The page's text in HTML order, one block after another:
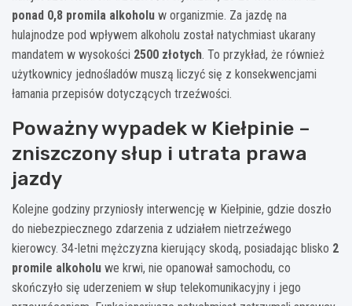
ponad 0,8 promila alkoholu w organizmie. Za jazdę na
hulajnodze pod wpływem alkoholu został natychmiast ukarany
mandatem w wysokości 2500 złotych. To przykład, że również
użytkownicy jednośladów muszą liczyć się z konsekwencjami
łamania przepisów dotyczących trzeźwości.
Poważny wypadek w Kiełpinie –
zniszczony słup i utrata prawa
jazdy
Kolejne godziny przyniosły interwencję w Kiełpinie, gdzie doszło
do niebezpiecznego zdarzenia z udziałem nietrzeźwego
kierowcy. 34-letni mężczyzna kierujący skodą, posiadając blisko 2
promile alkoholu we krwi, nie opanował samochodu, co
skończyło się uderzeniem w słup telekomunikacyjny i jego